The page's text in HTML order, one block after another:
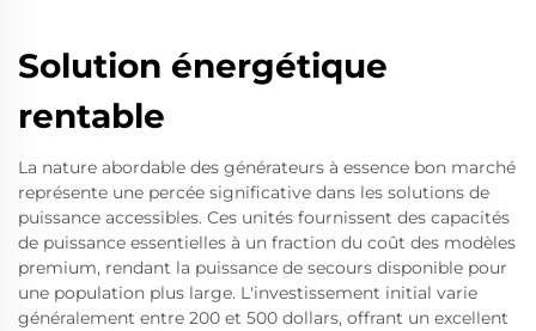
Solution énergétique
rentable
La nature abordable des générateurs à essence bon marché
représente une percée significative dans les solutions de
puissance accessibles. Ces unités fournissent des capacités
de puissance essentielles à un fraction du coût des modèles
premium, rendant la puissance de secours disponible pour
une population plus large. L'investissement initial varie
généralement entre 200 et 500 dollars, offrant un excellent